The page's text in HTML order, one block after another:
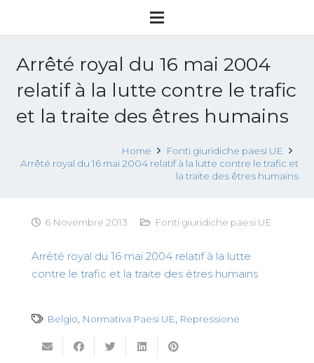
Arrêté royal du 16 mai 2004
relatif à la lutte contre le trafic
et la traite des êtres humains
Home
Fonti giuridiche paesi UE
Arrêté royal du 16 mai 2004 relatif à la lutte contre le trafic et
la traite des êtres humains
6 Novembre 2013 Fonti giuridiche paesi UE
Arrêté royal du 16 mai 2004 relatif à la lutte
contre le trafic et la traite des êtres humains
Belgio Normativa Paesi UE Repressione